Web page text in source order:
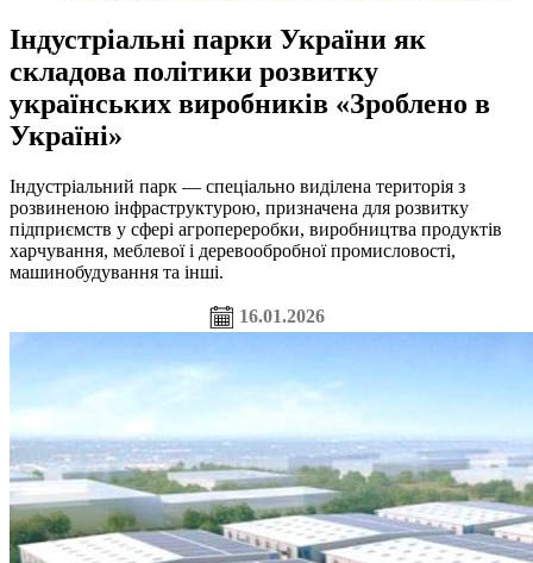
Індустріальні парки України як
складова політики розвитку
українських виробників «Зроблено в
Україні»
Індустріальний парк — спеціально виділена територія з
розвиненою інфраструктурою, призначена для розвитку
підприємств у сфері агропереробки, виробництва продуктів
харчування, меблевої і деревообробної промисловості,
машинобудування та інші.
16.01.2026